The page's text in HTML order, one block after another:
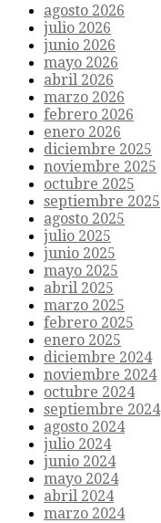
agosto 2026
julio 2026
junio 2026
mayo 2026
abril 2026
marzo 2026
febrero 2026
enero 2026
diciembre 2025
noviembre 2025
octubre 2025
septiembre 2025
agosto 2025
julio 2025
junio 2025
mayo 2025
abril 2025
marzo 2025
febrero 2025
enero 2025
diciembre 2024
noviembre 2024
octubre 2024
septiembre 2024
agosto 2024
julio 2024
junio 2024
mayo 2024
abril 2024
marzo 2024